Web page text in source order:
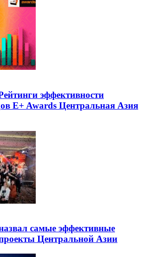
эффективности
E+ Awards Центральная Азия
самые эффективные
Центральной Азии